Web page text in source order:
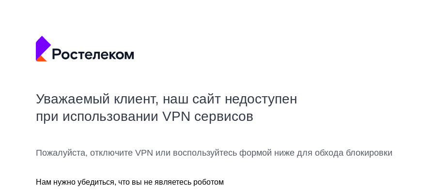
Уважаемый клиент, наш сайт недоступен
при использовании VPN сервисов
Пожалуйста, отключите VPN или воспользуйтесь формой ниже для обхода блокировки
Нам нужно убедиться, что вы не являетесь роботом